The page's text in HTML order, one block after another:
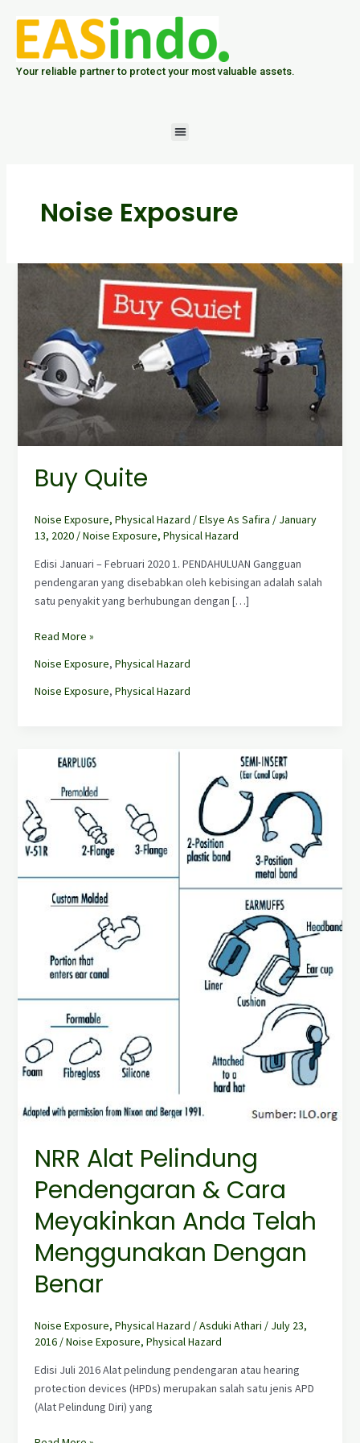
content
Your reliable partner to protect your most valuable assets.
Menu
Noise Exposure
Buy Quite
Noise Exposure, Physical Hazard /Elsye As Safira / January
13, 2020 /Noise Exposure, Physical Hazard
Edisi Januari – Februari 2020 1. PENDAHULUAN Gangguan
pendengaran yang disebabkan oleh kebisingan adalah salah
satu penyakit yang berhubungan dengan […]
Buy
Read More »
Noise Exposure, Physical Hazard
Noise Exposure, Physical Hazard
NRR Alat Pelindung
Pendengaran & Cara
Meyakinkan Anda Telah
Menggunakan Dengan
Benar
Noise Exposure, Physical Hazard /Asduki Athari / July 23,
2016 /Noise Exposure, Physical Hazard
Edisi Juli 2016 Alat pelindung pendengaran atau hearing
protection devices (HPDs) merupakan salah satu jenis APD
(Alat Pelindung Diri) yang
Pelindung
Pendengaran
&
Cara
Telah
Menggunakan
Benar